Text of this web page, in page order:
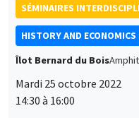
SÉMINAIRES
HISTORY AND
Îlot Bernard du Bois
Mardi 25 octobre 2022
14:30 à 16:00